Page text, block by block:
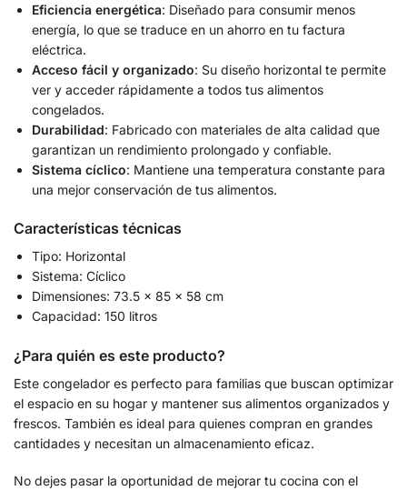
Eficiencia energética: Diseñado para consumir menos
energía, lo que se traduce en un ahorro en tu factura
eléctrica.
Acceso fácil y organizado: Su diseño horizontal te permite
ver y acceder rápidamente a todos tus alimentos
congelados.
Durabilidad: Fabricado con materiales de alta calidad que
garantizan un rendimiento prolongado y confiable.
Sistema cíclico: Mantiene una temperatura constante para
una mejor conservación de tus alimentos.
Características técnicas
Tipo: Horizontal
Sistema: Cíclico
Dimensiones: 73.5 x 85 x 58 cm
Capacidad: 150 litros
¿Para quién es este producto?
Este congelador es perfecto para familias que buscan optimizar
el espacio en su hogar y mantener sus alimentos organizados y
frescos. También es ideal para quienes compran en grandes
cantidades y necesitan un almacenamiento eficaz.
No dejes pasar la oportunidad de mejorar tu cocina con el